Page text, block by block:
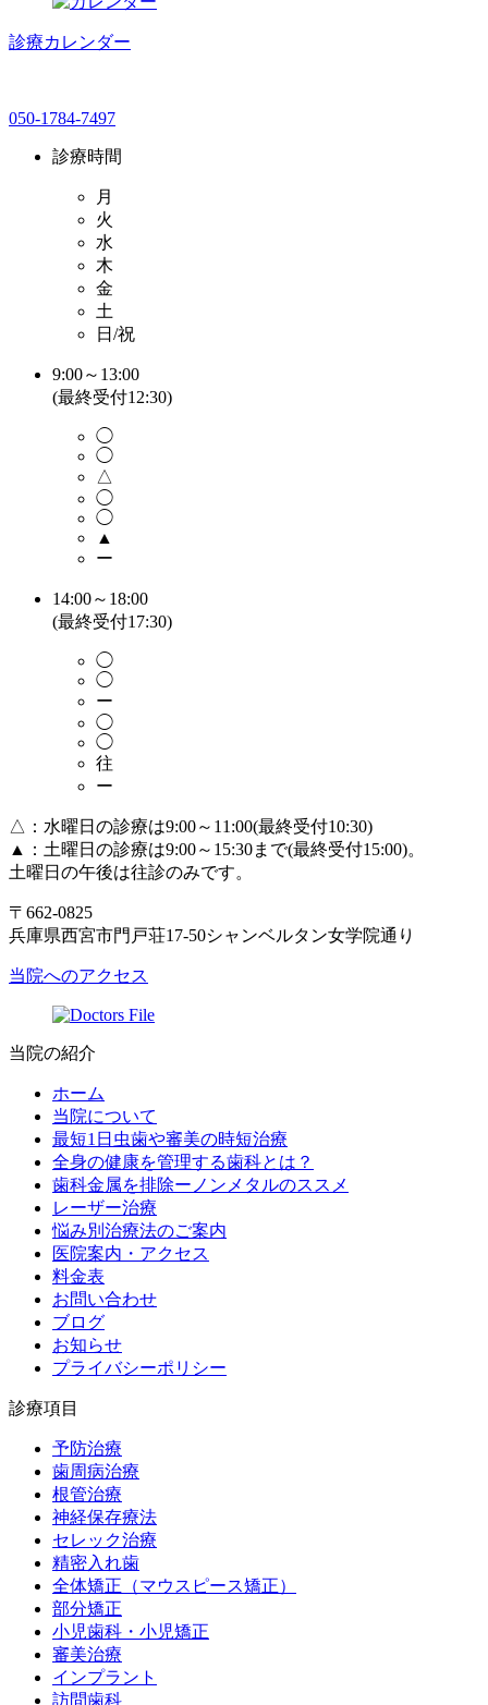
診療カレンダー
050-1784-7497
診療時間
月
火
水
木
金
土
日/祝
9:00～13:00
(最終受付12:30)
◯
◯
△
◯
◯
▲
ー
14:00～18:00
(最終受付17:30)
◯
◯
ー
◯
◯
往
ー
△：水曜日の診療は9:00～11:00(最終受付10:30)
▲：土曜日の診療は9:00～15:30まで(最終受付15:00)。
土曜日の午後は往診のみです。
〒662-0825
兵庫県西宮市門戸荘17-50シャンベルタン女学院通り
当院へのアクセス
当院の紹介
ホーム
当院について
最短1日虫歯や審美の時短治療
全身の健康を管理する歯科とは？
歯科金属を排除ーノンメタルのススメ
レーザー治療
悩み別治療法のご案内
医院案内・アクセス
料金表
お問い合わせ
ブログ
お知らせ
プライバシーポリシー
診療項目
予防治療
歯周病治療
根管治療
神経保存療法
セレック治療
精密入れ歯
全体矯正（マウスピース矯正）
部分矯正
小児歯科・小児矯正
審美治療
インプラント
訪問歯科